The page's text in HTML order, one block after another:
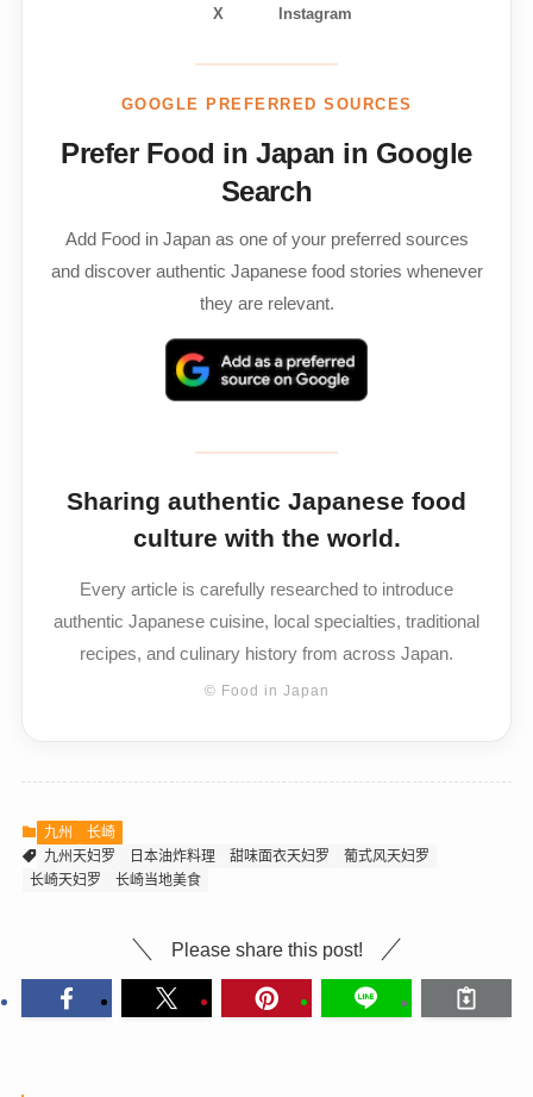
X Instagram
GOOGLE PREFERRED SOURCES
Prefer Food in Japan in Google
Search
Add Food in Japan as one of your preferred sources
and discover authentic Japanese food stories whenever
they are relevant.
Sharing authentic Japanese food
culture with the world.
Every article is carefully researched to introduce
authentic Japanese cuisine, local specialties, traditional
recipes, and culinary history from across Japan.
© Food in Japan
九州
长崎
九州天妇罗
日本油炸料理 甜味面衣天妇罗
葡式风天妇罗
长崎天妇罗
长崎当地美食
Please share this post!